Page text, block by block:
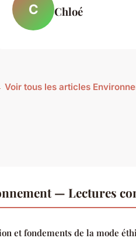
C Chloé
Voir tous les articles
— Lectures
et fondements de la mode